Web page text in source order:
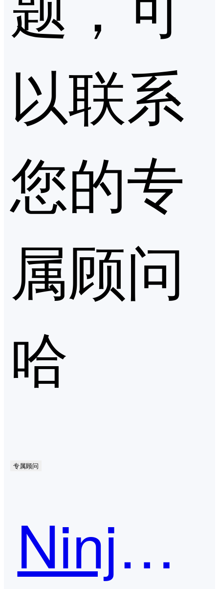
以联系
您的专
属顾问
哈
专属顾问
NinjaCat